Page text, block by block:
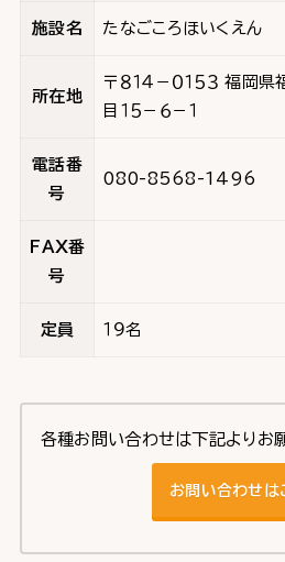
施設名 たなごころほいくえん
所在地
〒８１４－０１５３ 福岡
目１５－６－１
電話番
号
080-8568-1496
FAX番
号
定員 １９名
各種お問い合わせは下記よりお
お問い合わせは